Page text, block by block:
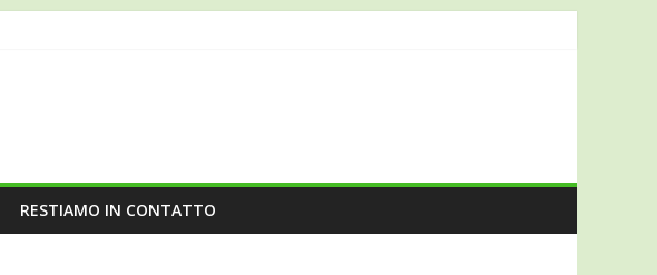
RESTIAMO IN CONTATTO